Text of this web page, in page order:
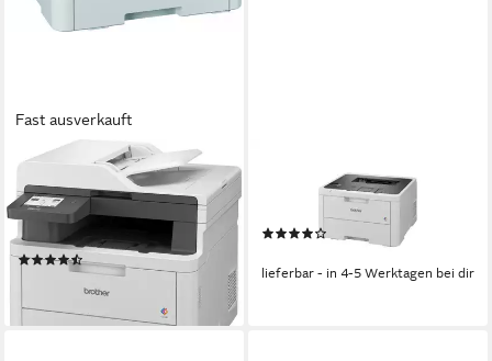
Fast ausverkauft
BROTHER
MFC-L3740CDWE
Multifunktionsdrucker, (WLAN
(Wi-Fi), LAN (Ethernet)
(16)
ab 527,00 €
lieferbar - in 4-5 Werktagen bei dir
Brother HL-L3220CW
Farblaserdrucker
(1)
lieferbar - in 4-5 Werktagen bei dir